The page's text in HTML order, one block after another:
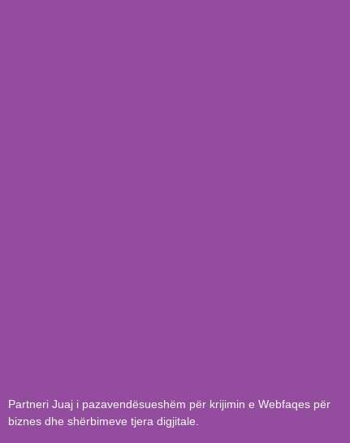
Partneri Juaj i pazavendësueshëm për krijimin e Webfaqes për
biznes dhe shërbimeve tjera digjitale.